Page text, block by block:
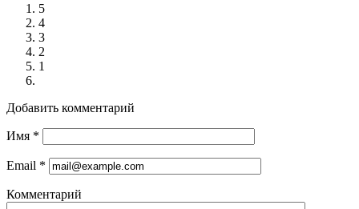
5
4
3
2
1
Добавить комментарий
Имя *
Email *
Комментарий